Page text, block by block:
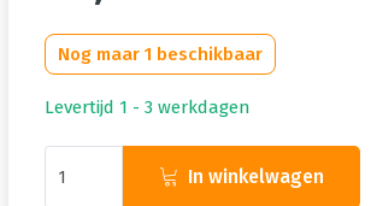
Nog maar 1 beschikbaar
Levertijd 1 - 3 werkdagen
In winkelwagen